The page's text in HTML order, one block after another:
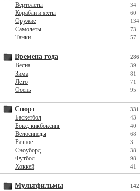
Вертолеты 34
Корабли и яхты 60
Оружие 134
Самолеты 73
Танки 57
Времена года 286
Весна 39
Зима 81
Лето 71
Осень 95
Спорт 331
Баскетбол 43
Бокс, кикбоксинг 40
Велосипеды 68
Разное 3
Сноуборд 38
Футбол 98
Хоккей 41
Мультфильмы 142